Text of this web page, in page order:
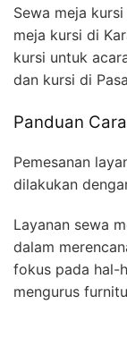
Sewa meja
meja kursi di
kursi untuk
dan kursi di
Panduan
Pemesanan
dilakukan
Layanan sewa
dalam
fokus pada hal-
mengurus